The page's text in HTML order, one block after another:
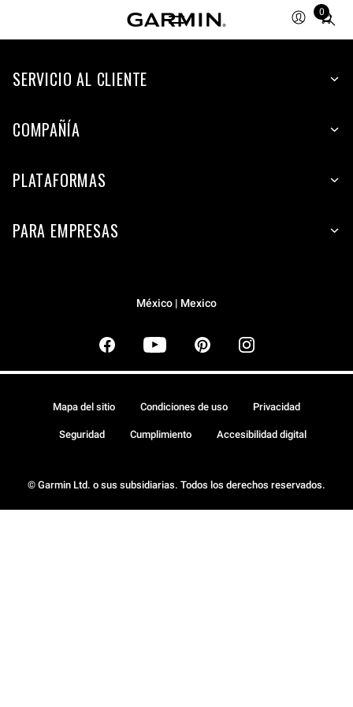
0
Total
items
cart:
SERVICIO AL CLIENTE
COMPAÑÍA
PLATAFORMAS
PARA EMPRESAS
México | Mexico
© Garmin Ltd. o sus subsidiarias. Todos los derechos reservados.
Mapa del sitio Condiciones de uso Privacidad
Seguridad Cumplimiento Accesibilidad digital